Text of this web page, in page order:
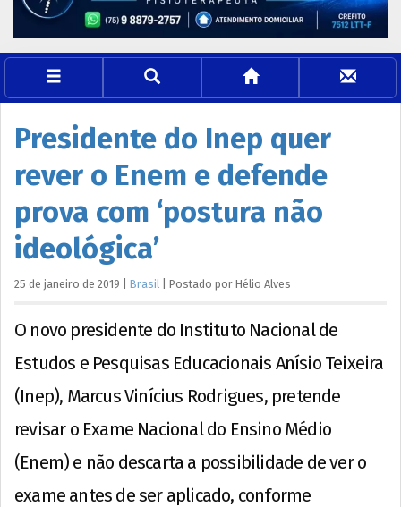
Presidente do Inep quer
rever o Enem e defende
prova com ‘postura não
ideológica’
25 de janeiro de 2019 Brasil Postado por Hélio Alves
O novo presidente do Instituto Nacional de
Estudos e Pesquisas Educacionais Anísio Teixeira
(Inep), Marcus Vinícius Rodrigues, pretende
revisar o Exame Nacional do Ensino Médio
(Enem) e não descarta a possibilidade de ver o
exame antes de ser aplicado, conforme